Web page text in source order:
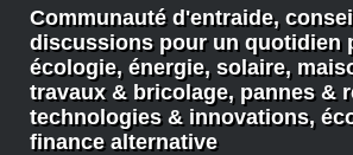
Communauté d'entraide,
discussions pour un quotidien
écologie, énergie, solaire,
travaux & bricolage, pannes &
technologies & innovations,
finance alternative